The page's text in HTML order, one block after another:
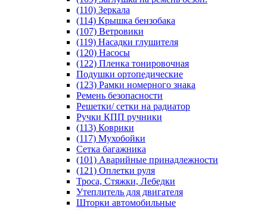
(110) Зеркала
(114) Крышка бензобака
(107) Ветровики
(119) Насадки глушителя
(120) Насосы
(122) Пленка тонировочная
Подушки ортопедические
(123) Рамки номерного знака
Ремень безопасности
Решетки/ сетки на радиатор
Ручки КПП ручники
(113) Коврики
(117) Мухобойки
Сетка багажника
(101) Аварийные принадлежности
(121) Оплетки руля
Троса, Стяжки, Лебедки
Утеплитель для двигателя
Шторки автомобильные